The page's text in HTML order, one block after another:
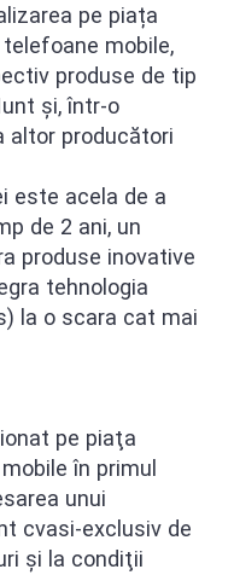
pe piața
mobile,
produse de tip
și, într-o
altor producători
este acela de a
de 2 ani, un
produse inovative
tehnologia
la o scara cat mai
pe piaţa
în primul
unui
cvasi-exclusiv de
şi la condiţii